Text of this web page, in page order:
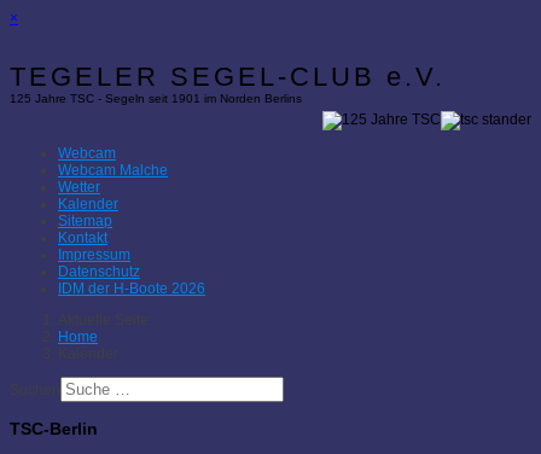
×
TEGELER SEGEL-CLUB e.V.
125 Jahre TSC - Segeln seit 1901 im Norden Berlins
Webcam
Webcam Malche
Wetter
Kalender
Sitemap
Kontakt
Impressum
Datenschutz
IDM der H-Boote 2026
Aktuelle Seite:
Home
Kalender
Suchen
TSC-Berlin